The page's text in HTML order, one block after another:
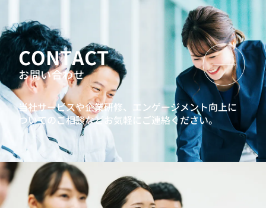
CONTACT
お問い合わせ
当社サービスや企業研修、エンゲージメント向上に
ついてのご相談などお気軽にご連絡ください。